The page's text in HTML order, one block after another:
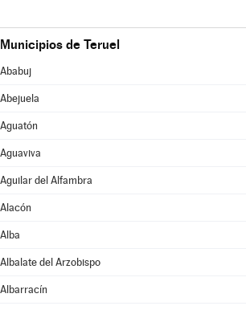
Municipios de Teruel
Ababuj
Abejuela
Aguatón
Aguaviva
Aguilar del Alfambra
Alacón
Alba
Albalate del Arzobispo
Albarracín